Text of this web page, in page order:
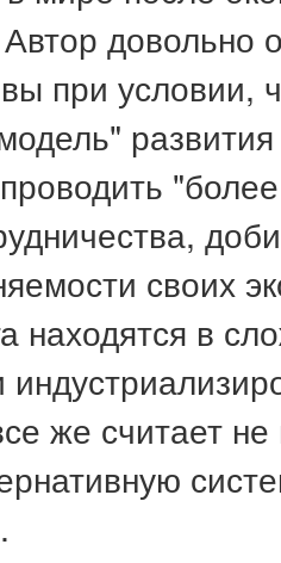
довольно
при условии,
своих
находятся в
же считает